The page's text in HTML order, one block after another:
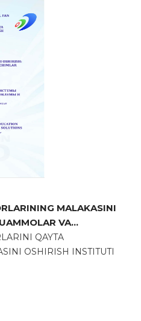
MALAKASINI
QAYTA
OSHIRISH INSTITUTI